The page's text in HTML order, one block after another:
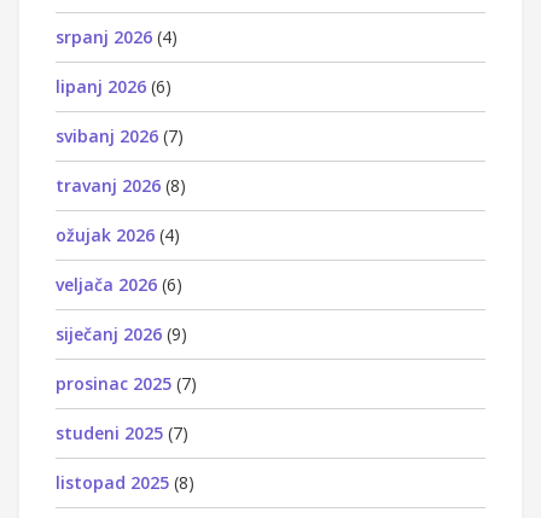
srpanj 2026 (4)
lipanj 2026 (6)
svibanj 2026 (7)
travanj 2026 (8)
ožujak 2026 (4)
veljača 2026 (6)
siječanj 2026 (9)
prosinac 2025 (7)
studeni 2025 (7)
listopad 2025 (8)